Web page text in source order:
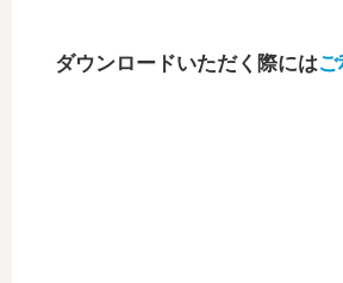
ダウンロードいただく際には